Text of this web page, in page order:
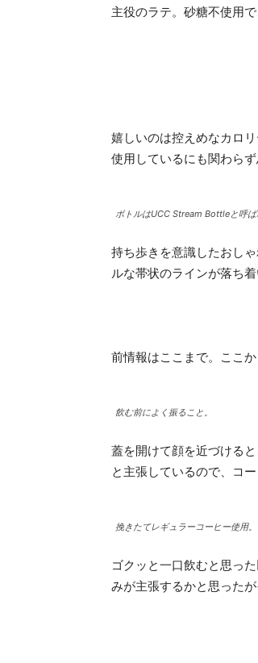
主役のラテ。砂糖不使用
嬉しいのは控えめなカロ
使用しているにも関わら
ボトルはUCC Stream Bottleと呼
持ち歩きを意識したおし
ルな帯状のラインが落ち
前情報はここまで。ここ
飲む前によく振ること。
蓋を開けて顔を近づける
と主張しているので、コ
挽きたてレギュラーコーヒー使用。
ゴクッと一口飲むと思っ
みが主張するかと思ったが